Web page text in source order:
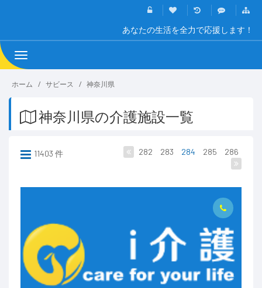
あなたの生活を全力で応援します！
Toggle
navigation
ホーム サビース 神奈川県
神奈川県の介護施設一覧
11403 件 282 283 284 285 286